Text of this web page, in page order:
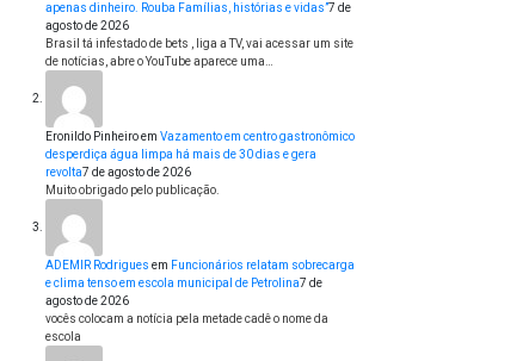
apenas dinheiro. Rouba Famílias, histórias e vidas”7 de
agosto de 2026
Brasil tá infestado de bets , liga a TV, vai acessar um site
de notícias, abre o YouTube aparece uma…
Eronildo Pinheiroem Vazamento em centro gastronômico
desperdiça água limpa há mais de 30 dias e gera
revolta7 de agosto de 2026
Muito obrigado pelo publicação.
ADEMIR Rodrigues em Funcionários relatam sobrecarga
e clima tenso em escola municipal de Petrolina7 de
agosto de 2026
vocês colocam a notícia pela metade cadê o nome da
escola